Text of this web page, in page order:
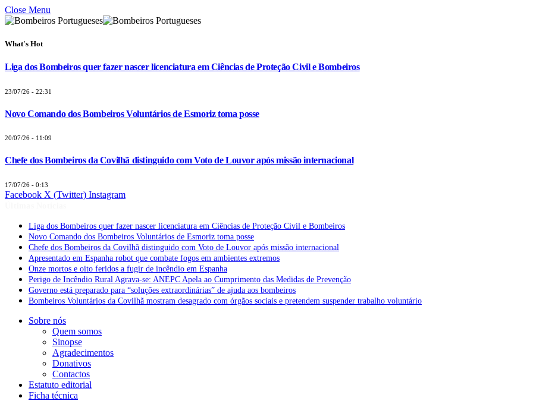
Close Menu
What's Hot
Liga dos Bombeiros quer fazer nascer licenciatura em Ciências de Proteção Civil e Bombeiros
23/07/26 - 22:31
Novo Comando dos Bombeiros Voluntários de Esmoriz toma posse
20/07/26 - 11:09
Chefe dos Bombeiros da Covilhã distinguido com Voto de Louvor após missão internacional
17/07/26 - 0:13
Facebook X (Twitter) Instagram
Liga dos Bombeiros quer fazer nascer licenciatura em Ciências de Proteção Civil e Bombeiros
Novo Comando dos Bombeiros Voluntários de Esmoriz toma posse
Chefe dos Bombeiros da Covilhã distinguido com Voto de Louvor após missão internacional
Apresentado em Espanha robot que combate fogos em ambientes extremos
Onze mortos e oito feridos a fugir de incêndio em Espanha
Perigo de Incêndio Rural Agrava-se: ANEPC Apela ao Cumprimento das Medidas de Prevenção
Governo está preparado para “soluções extraordinárias” de ajuda aos bombeiros
Bombeiros Voluntários da Covilhã mostram desagrado com órgãos sociais e pretendem suspender trabalho voluntário
Sobre nós
Quem somos
Sinopse
Agradecimentos
Donativos
Contactos
Estatuto editorial
Ficha técnica